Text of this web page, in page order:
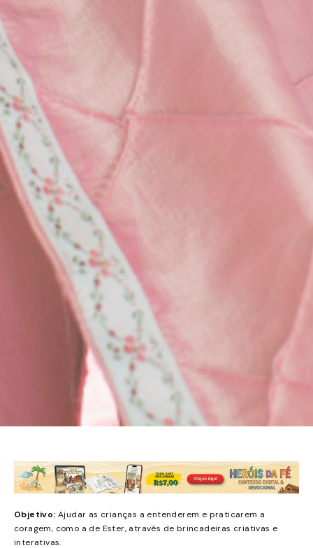
Objetivo: Ajudar as crianças a entenderem e praticarem a
coragem, como a de Ester, através de brincadeiras criativas e
interativas.